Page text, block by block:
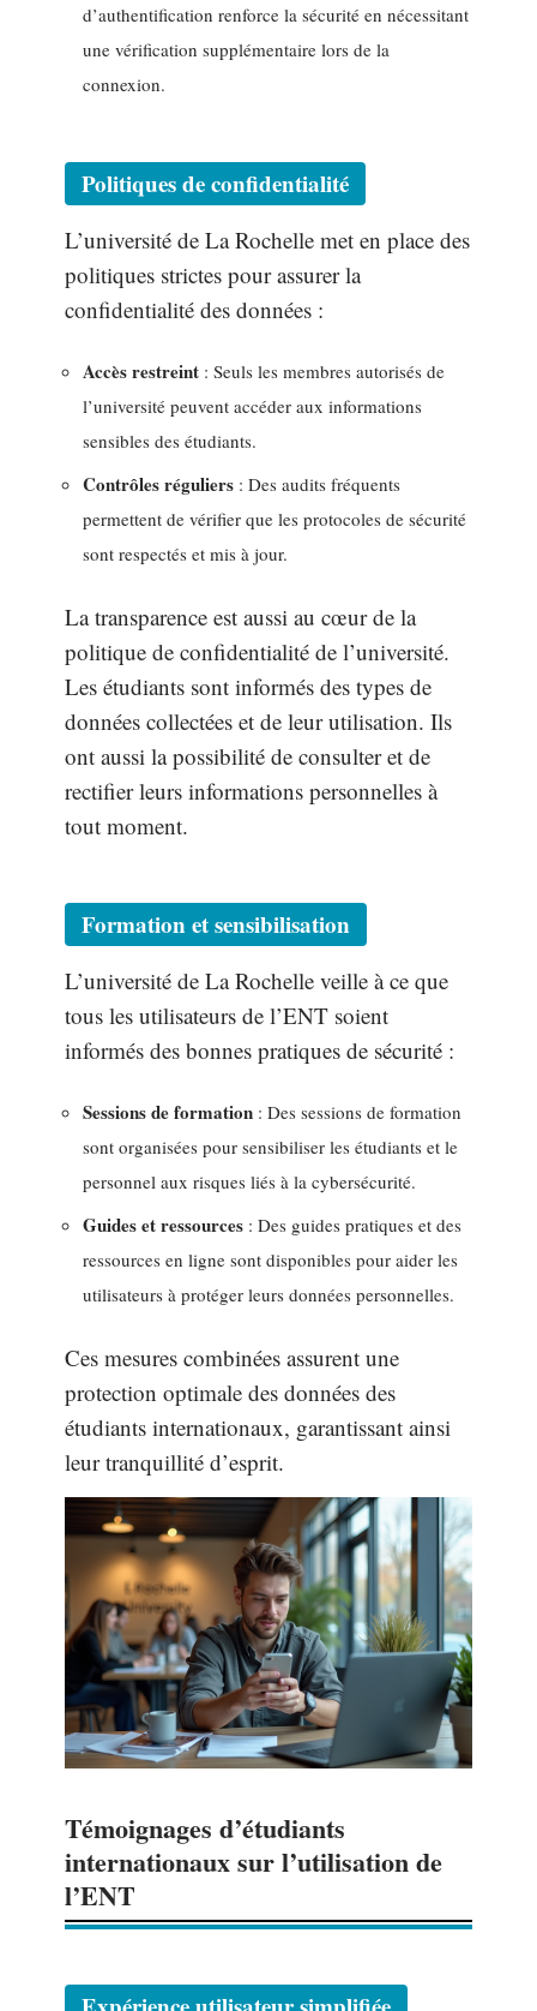
d’authentification renforce la sécurité en nécessitant
une vérification supplémentaire lors de la
connexion.
Politiques de confidentialité
L’université de La Rochelle met en place des
politiques strictes pour assurer la
confidentialité des données :
Accès restreint : Seuls les membres autorisés de
l’université peuvent accéder aux informations
sensibles des étudiants.
Contrôles réguliers : Des audits fréquents
permettent de vérifier que les protocoles de sécurité
sont respectés et mis à jour.
La transparence est aussi au cœur de la
politique de confidentialité de l’université.
Les étudiants sont informés des types de
données collectées et de leur utilisation. Ils
ont aussi la possibilité de consulter et de
rectifier leurs informations personnelles à
tout moment.
Formation et sensibilisation
L’université de La Rochelle veille à ce que
tous les utilisateurs de l’ENT soient
informés des bonnes pratiques de sécurité :
Sessions de formation : Des sessions de formation
sont organisées pour sensibiliser les étudiants et le
personnel aux risques liés à la cybersécurité.
Guides et ressources : Des guides pratiques et des
ressources en ligne sont disponibles pour aider les
utilisateurs à protéger leurs données personnelles.
Ces mesures combinées assurent une
protection optimale des données des
étudiants internationaux, garantissant ainsi
leur tranquillité d’esprit.
Témoignages d’étudiants
internationaux sur l’utilisation de
l’ENT